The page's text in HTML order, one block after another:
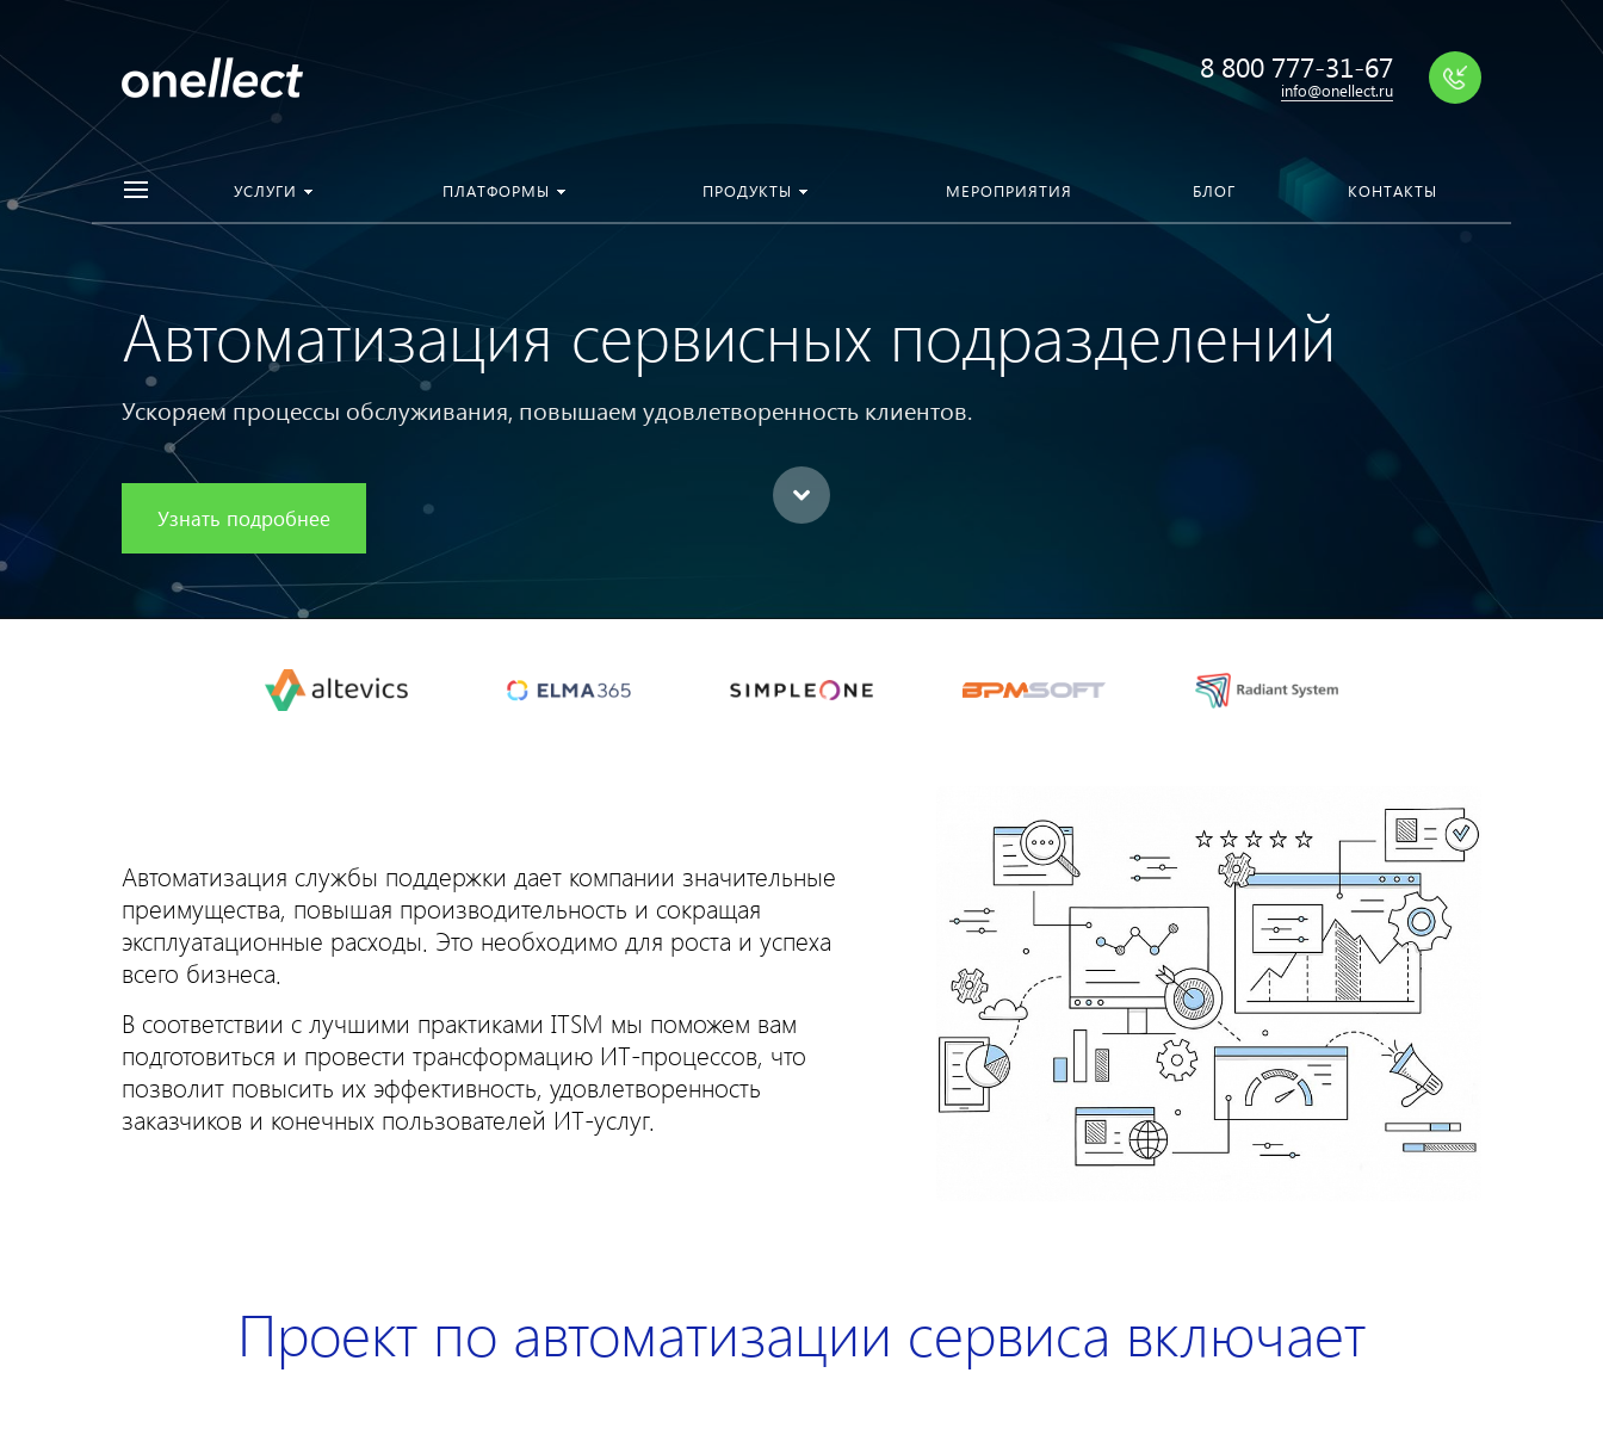
8 800 777-31-67
info@onellect.ru
УСЛУГИ ПЛАТФОРМЫ ПРОДУКТЫ МЕРОПРИЯТИЯ БЛОГ КОНТАКТЫ
Автоматизация сервисных подразделений
Ускоряем процессы обслуживания, повышаем удовлетворенность клиентов.
Узнать подробнее
Автоматизация службы поддержки дает компании значительные
преимущества, повышая производительность и сокращая
эксплуатационные расходы. Это необходимо для роста и успеха
всего бизнеса.
В соответствии с лучшими практиками ITSM мы поможем вам
подготовиться и провести трансформацию ИТ-процессов, что
позволит повысить их эффективность, удовлетворенность
заказчиков и конечных пользователей ИТ-услуг.
Проект по автоматизации сервиса включает